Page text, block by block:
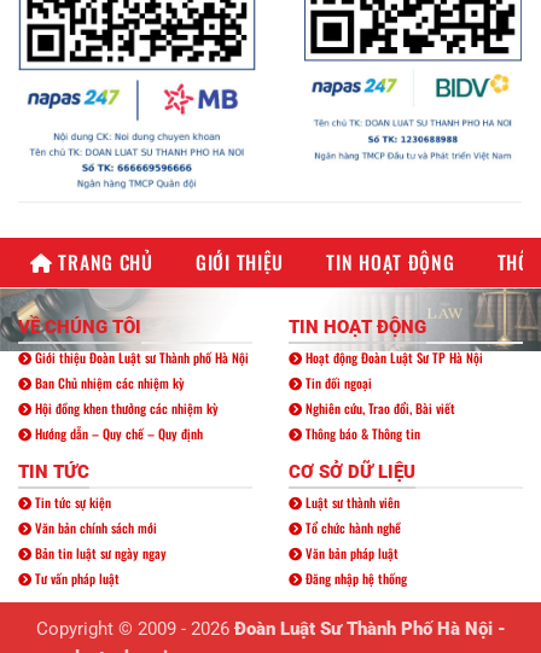
TRANG CHỦ GIỚI THIỆU TIN HOẠT ĐỘNG
VỀ CHÚNG TÔI
Giới thiệu Đoàn Luật sư Thành phố Hà Nội
Ban Chủ nhiệm các nhiệm kỳ
Hội đồng khen thưởng các nhiệm kỳ
Hướng dẫn – Quy chế – Quy định
TIN HOẠT ĐỘNG
Hoạt động Đoàn Luật Sư TP Hà Nội
Tin đối ngoại
Nghiên cứu, Trao đổi, Bài viết
Thông báo & Thông tin
TIN TỨC
Tin tức sự kiện
Văn bản chính sách mới
Bản tin luật sư ngày ngay
Tư vấn pháp luật
CƠ SỞ DỮ LIỆU
Luật sư thành viên
Tổ chức hành nghề
Văn bản pháp luật
Đăng nhập hệ thống
Copyright © 2009 - 2026Đoàn Luật Sư Thành Phố Hà Nội -